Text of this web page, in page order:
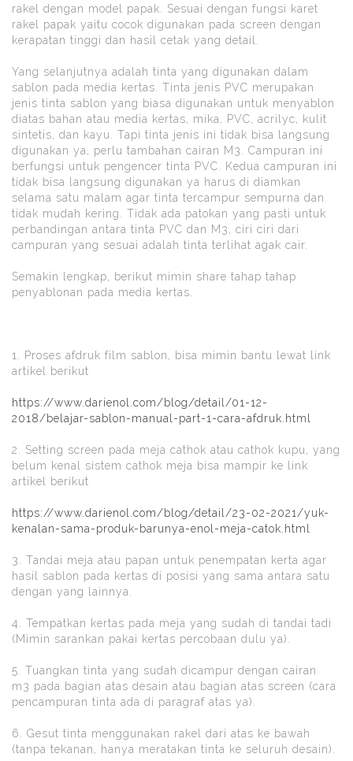
rakel dengan model papak. Sesuai dengan fungsi karet
rakel papak yaitu cocok digunakan pada screen dengan
kerapatan tinggi dan hasil cetak yang detail.
Yang selanjutnya adalah tinta yang digunakan dalam
sablon pada media kertas. Tinta jenis PVC merupakan
jenis tinta sablon yang biasa digunakan untuk menyablon
diatas bahan atau media kertas, mika, PVC, acrilyc, kulit
sintetis, dan kayu. Tapi tinta jenis ini tidak bisa langsung
digunakan ya, perlu tambahan cairan M3. Campuran ini
berfungsi untuk pengencer tinta PVC. Kedua campuran ini
tidak bisa langsung digunakan ya harus di diamkan
selama satu malam agar tinta tercampur sempurna dan
tidak mudah kering. Tidak ada patokan yang pasti untuk
perbandingan antara tinta PVC dan M3, ciri ciri dari
campuran yang sesuai adalah tinta terlihat agak cair.
Semakin lengkap, berikut mimin share tahap tahap
penyablonan pada media kertas.
1. Proses afdruk film sablon, bisa mimin bantu lewat link
artikel berikut
https://www.darienol.com/blog/detail/01-12-
2018/belajar-sablon-manual-part-1-cara-afdruk.html
2. Setting screen pada meja cathok atau cathok kupu, yang
belum kenal sistem cathok meja bisa mampir ke link
artikel berikut
https://www.darienol.com/blog/detail/23-02-2021/yuk-
kenalan-sama-produk-barunya-enol-meja-catok.html
3. Tandai meja atau papan untuk penempatan kerta agar
hasil sablon pada kertas di posisi yang sama antara satu
dengan yang lainnya.
4. Tempatkan kertas pada meja yang sudah di tandai tadi
(Mimin sarankan pakai kertas percobaan dulu ya).
5. Tuangkan tinta yang sudah dicampur dengan cairan
m3 pada bagian atas desain atau bagian atas screen (cara
pencampuran tinta ada di paragraf atas ya).
6. Gesut tinta menggunakan rakel dari atas ke bawah
(tanpa tekanan, hanya meratakan tinta ke seluruh desain).